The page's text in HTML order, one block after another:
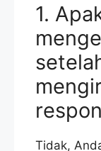
1.
Tidak,